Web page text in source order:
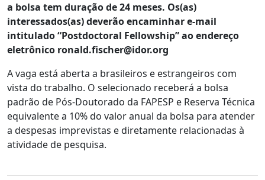
a bolsa tem duração de 24 meses. Os(as)
interessados(as) deverão encaminhar e-mail
intitulado “Postdoctoral Fellowship” ao endereço
eletrônico ronald.fischer@idor.org
A vaga está aberta a brasileiros e estrangeiros com
vista do trabalho. O selecionado receberá a bolsa
padrão de Pós-Doutorado da FAPESP e Reserva Técnica
equivalente a 10% do valor anual da bolsa para atender
a despesas imprevistas e diretamente relacionadas à
atividade de pesquisa.